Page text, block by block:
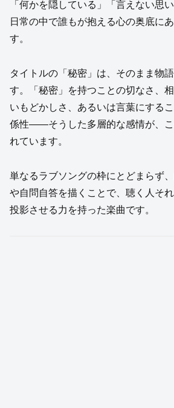
「何かを隠している」「言えない思
日常の中で誰もが抱える心の奥底に
す。
タイトルの「秘密」は、そのまま物
す。「秘密」を持つことの切なさ、
いもどかしさ、あるいは言葉にする
係性——そうした多層的な感情が、
れています。
単なるラブソングの枠にとどまらず
や自問自答を描くことで、聴く人そ
投影させる力を持った楽曲です。